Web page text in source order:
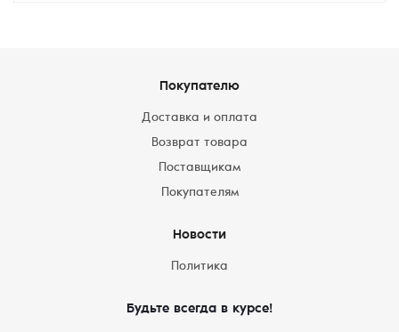
Покупателю
Доставка и оплата
Возврат товара
Поставщикам
Покупателям
Новости
Политика
Будьте всегда в курсе!